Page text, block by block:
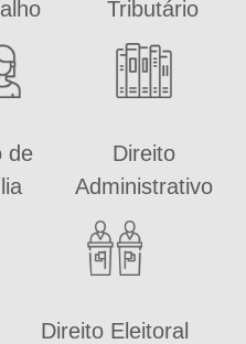
Tributário
de
Direito
Administrativo
Direito Eleitoral